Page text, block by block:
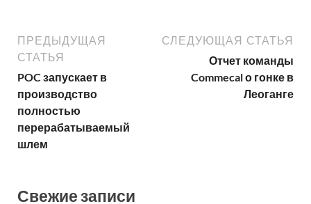
ПРЕДЫДУЩАЯ
СТАТЬЯ
POC запускает в
производство
полностью
перерабатываемый
шлем
СЛЕДУЮЩАЯ СТАТЬЯ
Отчет команды
Commecal о гонке в
Леоганге
Свежие записи